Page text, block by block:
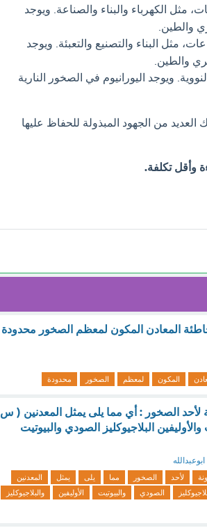
مثل الكهرباء والبناء والصناعة. ويوجد
والطين.
مثل البناء والتصنيع والتعبئة. ويوجد
والطين.
ويوجد اليورانيوم في الصخور النارية
من الجهود المبذولة للحفاظ عليها
وأقل تكلفة.
المعادن المكون لمعظم الصخور محدودة
المكون لمعظم الصخور محدودة
الصخور : أي مما يلى يمثل المعدنين ( س
البلاجيوكليز الصودي والبيوتيت
ابوعبدالله
لأحد الصخور مما يلى يمثل
المعدنين
الصودي والبيوتيت الأوليفين
والبلاجيوكليز